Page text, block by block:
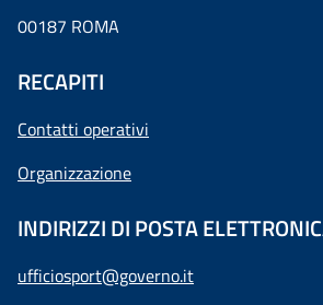
00187 ROMA
RECAPITI
Contatti operativi
Organizzazione
INDIRIZZI DI POSTA
ufficiosport@governo.it